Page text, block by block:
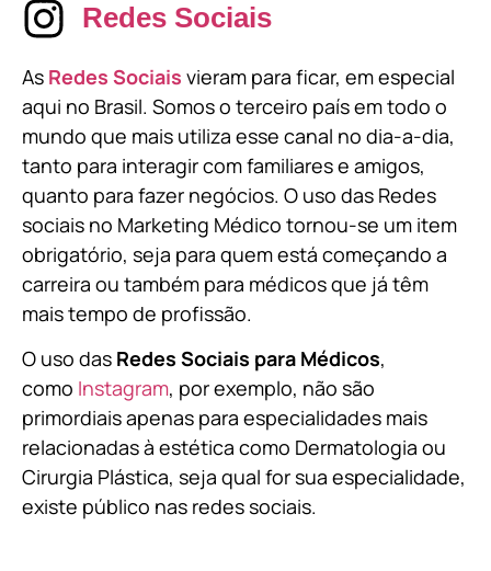
Redes Sociais
As Redes Sociais vieram para ficar, em especial
aqui no Brasil. Somos o terceiro país em todo o
mundo que mais utiliza esse canal no dia-a-dia,
tanto para interagir com familiares e amigos,
quanto para fazer negócios. O uso das Redes
sociais no Marketing Médico tornou-se um item
obrigatório, seja para quem está começando a
carreira ou também para médicos que já têm
mais tempo de profissão.
O uso das Redes Sociais para Médicos,
como Instagram, por exemplo, não são
primordiais apenas para especialidades mais
relacionadas à estética como Dermatologia ou
Cirurgia Plástica, seja qual for sua especialidade,
existe público nas redes sociais.